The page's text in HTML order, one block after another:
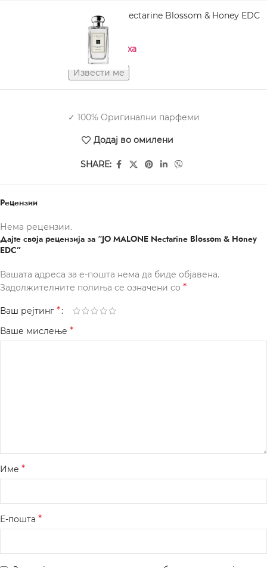
JO MALONE Nectarine Blossom & Honey EDC
100 ml
Нема на залиха
✓ 100% Оригинални парфеми
Додај во омилени
SHARE:
Рецензии
Нема рецензии.
Дајте своја рецензија за “JO MALONE Nectarine Blossom & Honey
EDC”
Вашата адреса за е-пошта нема да биде објавена.
Задолжителните полиња се означени со *
Ваш рејтинг *
Ваше мислење *
Име *
Е-пошта *